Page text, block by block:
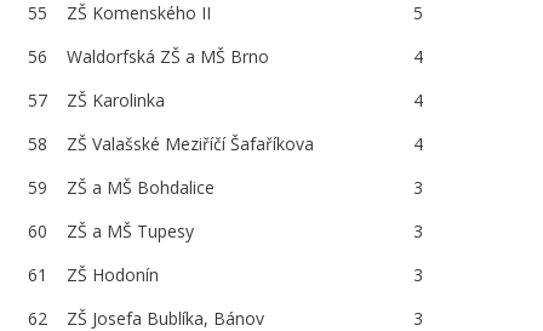
55
ZŠ Komenského II
5
56
Waldorfská ZŠ a MŠ Brno
4
57
ZŠ Karolinka
4
58
ZŠ Valašské Meziříčí Šafaříkova
4
59
ZŠ a MŠ Bohdalice
3
60
ZŠ a MŠ Tupesy
3
61
ZŠ Hodonín
3
62
ZŠ Josefa Bublíka, Bánov
3